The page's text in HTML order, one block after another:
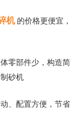
机 的价格更便宜，
零部件少，构造简
砂机
、配置方便，节省